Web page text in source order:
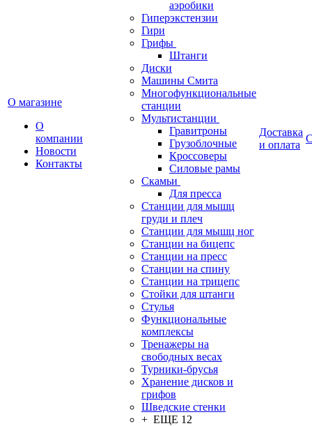
О магазине
О
компании
Новости
Контакты
аэробики
Гиперэкстензии
Гири
Грифы
Штанги
Диски
Машины Смита
Многофункциональные
станции
Мультистанции
Гравитроны
Грузоблочные
Кроссоверы
Силовые рамы
Скамьи
Для пресса
Станции для мышц
груди и плеч
Станции для мышц ног
Станции на бицепс
Станции на пресс
Станции на спину
Станции на трицепс
Стойки для штанги
Стулья
Функциональные
комплексы
Тренажеры на
свободных весах
Турники-брусья
Хранение дисков и
грифов
Шведские стенки
+ ЕЩЕ 12
Доставка
и оплата